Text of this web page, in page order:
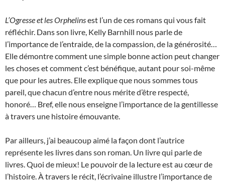
L’Ogresse et les Orphelinsest l’un de ces romans qui vous fait
réfléchir. Dans son livre, Kelly Barnhill nous parle de
l’importance de l’entraide, de la compassion, de la générosité…
Elle démontre comment une simple bonne action peut changer
les choses et comment c’est bénéfique, autant pour soi-même
que pour les autres. Elle explique que nous sommes tous
pareil, que chacun d’entre nous mérite d’être respecté,
honoré… Bref, elle nous enseigne l’importance de la gentillesse
à travers une histoire émouvante.
Par ailleurs, j’ai beaucoup aimé la façon dont l’autrice
représente les livres dans son roman. Un livre qui parle de
livres. Quoi de mieux! Le pouvoir de la lecture est au cœur de
l’histoire. À travers le récit, l’écrivaine illustre l’importance de